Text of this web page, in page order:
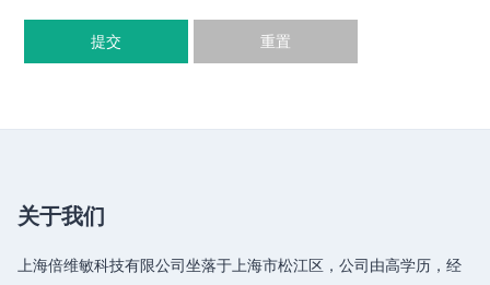
提交 重置
关于我们
上海倍维敏科技有限公司坐落于上海市松江区，公司由高学历，经